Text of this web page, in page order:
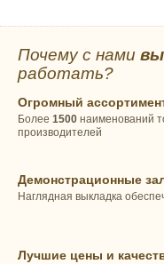
Почему с нами
работать?
Огромный
Более 1500 наименований
производителей
Демонстрационные
Наглядная выкладка
Лучшие цены и